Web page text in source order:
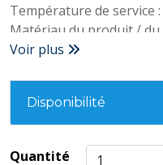
Température de service :
Matériau du produit / du
Indice de protection : IP
Température de
Voir plus
Disponibilité
Quantité